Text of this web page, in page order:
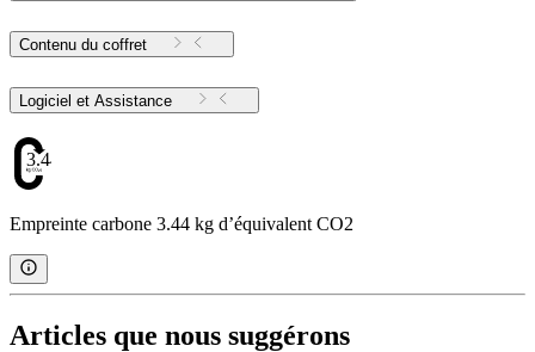
Contenu du coffret
Logiciel et Assistance
3.44
Empreinte carbone 3.44 kg d’équivalent CO2
Articles que nous suggérons